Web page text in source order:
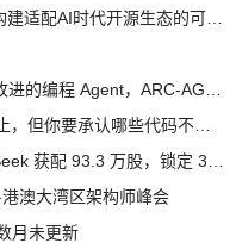
澳大湾区架构师峰会
月未更新